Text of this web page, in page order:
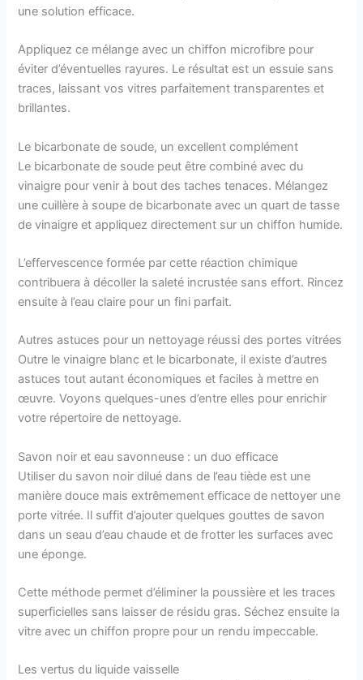
une solution efficace.
Appliquez ce mélange avec un chiffon microfibre pour
éviter d’éventuelles rayures. Le résultat est un essuie sans
traces, laissant vos vitres parfaitement transparentes et
brillantes.
Le bicarbonate de soude, un excellent complément
Le bicarbonate de soude peut être combiné avec du
vinaigre pour venir à bout des taches tenaces. Mélangez
une cuillère à soupe de bicarbonate avec un quart de tasse
de vinaigre et appliquez directement sur un chiffon humide.
L’effervescence formée par cette réaction chimique
contribuera à décoller la saleté incrustée sans effort. Rincez
ensuite à l’eau claire pour un fini parfait.
Autres astuces pour un nettoyage réussi des portes vitrées
Outre le vinaigre blanc et le bicarbonate, il existe d’autres
astuces tout autant économiques et faciles à mettre en
œuvre. Voyons quelques-unes d’entre elles pour enrichir
votre répertoire de nettoyage.
Savon noir et eau savonneuse : un duo efficace
Utiliser du savon noir dilué dans de l’eau tiède est une
manière douce mais extrêmement efficace de nettoyer une
porte vitrée. Il suffit d’ajouter quelques gouttes de savon
dans un seau d’eau chaude et de frotter les surfaces avec
une éponge.
Cette méthode permet d’éliminer la poussière et les traces
superficielles sans laisser de résidu gras. Séchez ensuite la
vitre avec un chiffon propre pour un rendu impeccable.
Les vertus du liquide vaisselle